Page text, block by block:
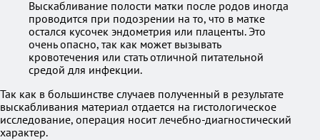
Выскабливание полости матки после родов иногда
проводится при подозрении на то, что в матке
остался кусочек эндометрия или плаценты. Это
очень опасно, так как может вызывать
кровотечения или стать отличной питательной
средой для инфекции.
Так как в большинстве случаев полученный в результате
выскабливания материал отдается на гистологическое
исследование, операция носит лечебно-диагностический
характер.